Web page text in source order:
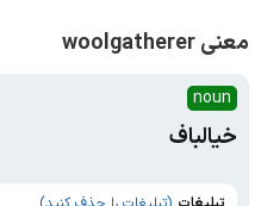
معنی woolgatherer
noun
خیالباف